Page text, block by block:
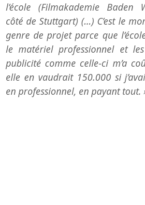
l’école (Filmakademie Baden
côté de Stuttgart) (…) C’est le
genre de projet parce que
le matériel professionnel et
publicité comme celle-ci m’a
elle en vaudrait 150.000 si
en professionnel, en payant tout.